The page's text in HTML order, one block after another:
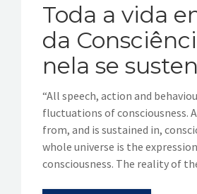
CONTATOS
Toda a vida
da
nela se
“All speech, action and
fluctuations of consciousness.
from, and is sustained in,
whole universe is the
consciousness. The reality of